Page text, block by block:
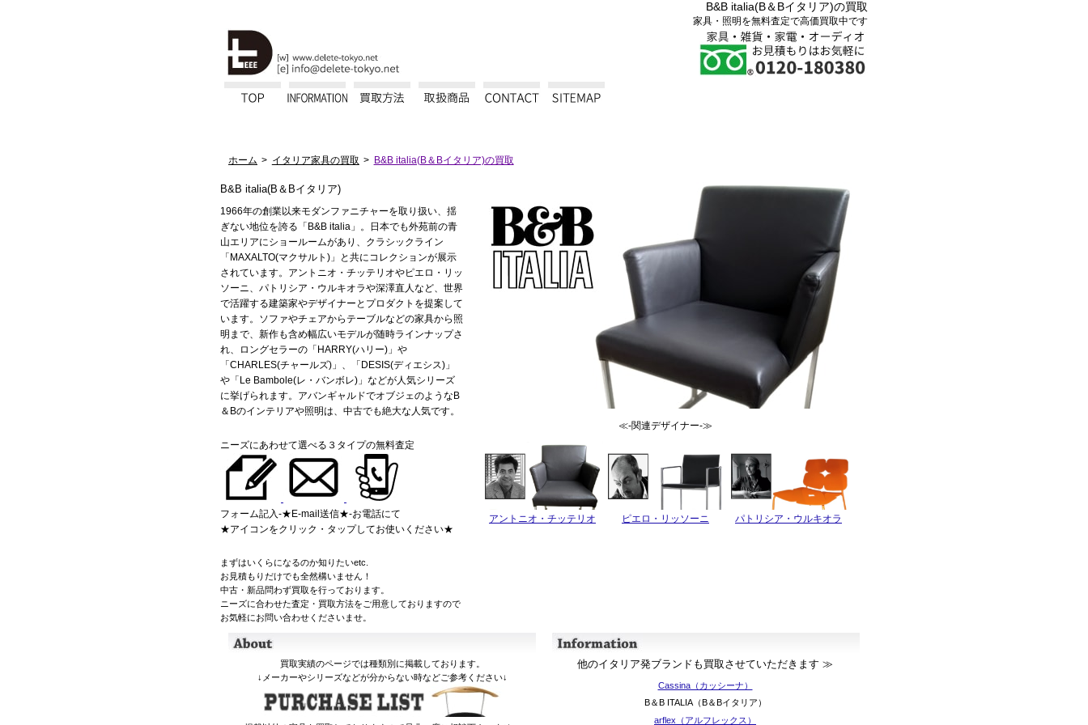
B&B italia(B＆Bイタリア)の買取
家具・照明を無料査定で高価買取中です
ホーム イタリア家具の買取 B&B italia(B＆Bイタリア)の買取
B&B italia(B＆Bイタリア)
1966年の創業以来モダンファニチャーを取り扱い、揺
ぎない地位を誇る「B&B italia」。日本でも外苑前の青
山エリアにショールームがあり、クラシックライン
「MAXALTO(マクサルト)」と共にコレクションが展示
されています。アントニオ・チッテリオやピエロ・リッ
ソーニ、パトリシア・ウルキオラや深澤直人など、世界
で活躍する建築家やデザイナーとプロダクトを提案して
います。ソファやチェアからテーブルなどの家具から照
明まで、新作も含め幅広いモデルが随時ラインナップさ
れ、ロングセラーの「HARRY(ハリー)」や
「CHARLES(チャールズ)」、「DESIS(ディエシス)」
や「Le Bambole(レ・バンボレ)」などが人気シリーズ
に挙げられます。アバンギャルドでオブジェのようなB
＆Bのインテリアや照明は、中古でも絶大な人気です。
ニーズにあわせて選べる３タイプの無料査定
フォーム記入-★E-mail送信★-お電話にて
★アイコンをクリック・タップしてお使いください★
まずはいくらになるのか知りたいetc.
お見積もりだけでも全然構いません！
中古・新品問わず買取を行っております。
ニーズに合わせた査定・買取方法をご用意しておりますので
お気軽にお問い合わせくださいませ。
≪-関連デザイナー-≫
アントニオ・チッテリオ ピエロ・リッソーニ パトリシア・ウルキオラ
買取実績のページでは種類別に掲載しております。
↓メーカーやシリーズなどが分からない時などご参考ください↓
他のイタリア発ブランドも買取させていただきます ≫
Cassina（カッシーナ）
B＆B ITALIA（B＆Bイタリア）
arflex（アルフレックス）